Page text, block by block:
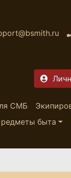
СМБ
быта